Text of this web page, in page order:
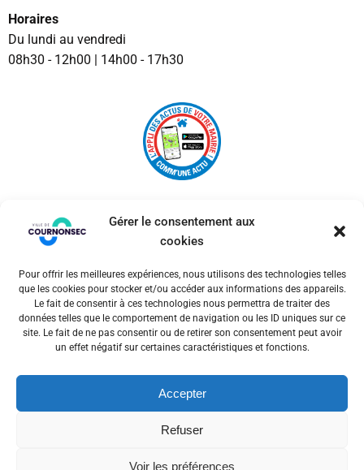
Gérer le consentement aux
cookies
Pour offrir les meilleures expériences, nous utilisons des technologies telles
que les cookies pour stocker et/ou accéder aux informations des appareils.
Le fait de consentir à ces technologies nous permettra de traiter des
données telles que le comportement de navigation ou les ID uniques sur ce
site. Le fait de ne pas consentir ou de retirer son consentement peut avoir
un effet négatif sur certaines caractéristiques et fonctions.
Accepter
Refuser
Voir les préférences
Horaires
Du lundi au vendredi
08h30 - 12h00 | 14h00 - 17h30
© 2026 Ville de Cournonsec. Un service proposé par
Comm'un Site
Mentions légales